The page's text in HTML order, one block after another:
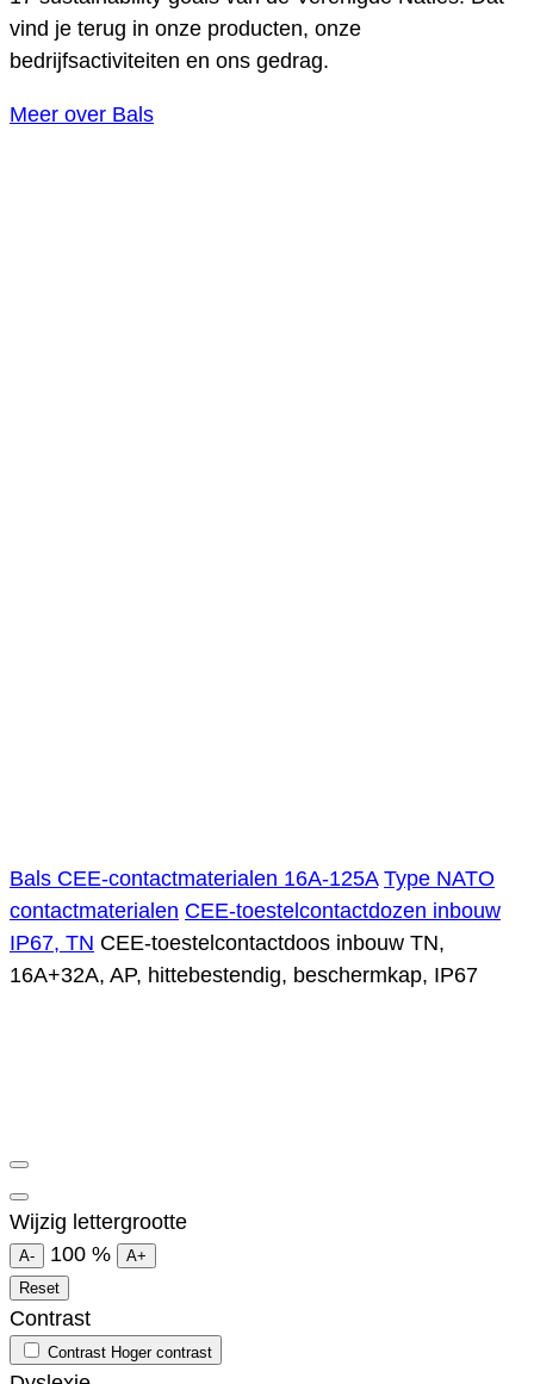
vind je terug in onze producten, onze
bedrijfsactiviteiten en ons gedrag.
Meer over Bals
Bals CEE-contactmaterialen 16A-125A Type NATO
contactmaterialen CEE-toestelcontactdozen inbouw
IP67, TN CEE-toestelcontactdoos inbouw TN,
16A+32A, AP, hittebestendig, beschermkap, IP67
Wijzig lettergrootte
A- 100 %
A+
Reset
Contrast
Contrast Hoger contrast